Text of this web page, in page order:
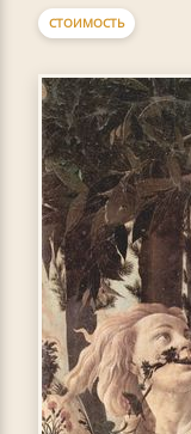
СТОИМОСТЬ